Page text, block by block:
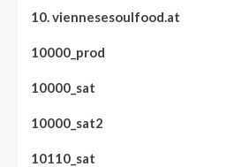
10. viennesesoulfood.at
10000_prod
10000_sat
10000_sat2
10110_sat